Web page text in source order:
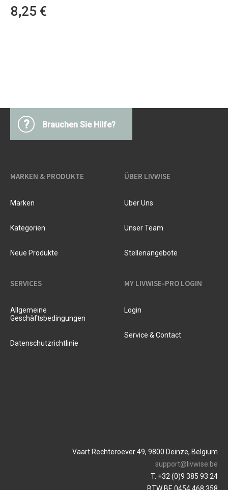
8,25 €
? Brauchen Sie Hilfe?
MARKEN & PRODUKTE
Marken
Kategorien
Neue Produkte
ÜBER LIVWISE
Über Uns
Unser Team
Stellenangebote
SERVICES
Allgemeine
Geschäftsbedingungen
Datenschutzrichtlinie
MY LIVWISE-PRO LOGIN
Login
Service & Contact
Vaart Rechteroever 49, 9800 Deinze, Belgium
support@livwise.be
T. +32 (0)9 385 93 24